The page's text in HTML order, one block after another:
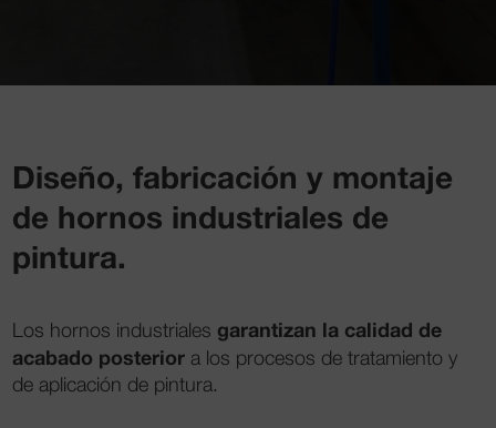
Diseño, fabricación y montaje
de hornos industriales de
pintura.
Los hornos industriales garantizan la calidad de
acabado posterior a los procesos de tratamiento y
de aplicación de pintura.